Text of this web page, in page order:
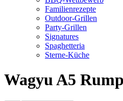
Familienrezepte
Outdoor-Grillen
Party-Grillen
Signatures
Spaghetteria
Sterne-Küche
Wagyu A5